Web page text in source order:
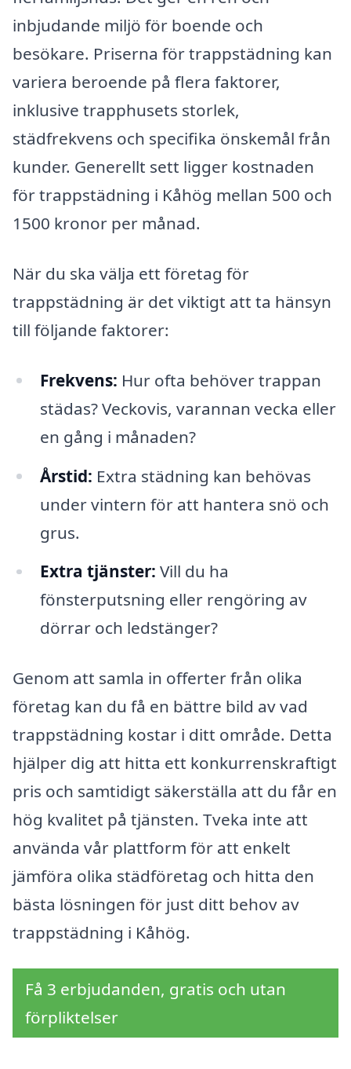
inbjudande miljö för boende och
besökare. Priserna för trappstädning kan
variera beroende på flera faktorer,
inklusive trapphusets storlek,
städfrekvens och specifika önskemål från
kunder. Generellt sett ligger kostnaden
för trappstädning i Kåhög mellan 500 och
1500 kronor per månad.
När du ska välja ett företag för
trappstädning är det viktigt att ta hänsyn
till följande faktorer:
Frekvens: Hur ofta behöver trappan
städas? Veckovis, varannan vecka eller
en gång i månaden?
Årstid: Extra städning kan behövas
under vintern för att hantera snö och
grus.
Extra tjänster: Vill du ha
fönsterputsning eller rengöring av
dörrar och ledstänger?
Genom att samla in offerter från olika
företag kan du få en bättre bild av vad
trappstädning kostar i ditt område. Detta
hjälper dig att hitta ett konkurrenskraftigt
pris och samtidigt säkerställa att du får en
hög kvalitet på tjänsten. Tveka inte att
använda vår plattform för att enkelt
jämföra olika städföretag och hitta den
bästa lösningen för just ditt behov av
trappstädning i Kåhög.
Få 3 erbjudanden, gratis och utan
förpliktelser